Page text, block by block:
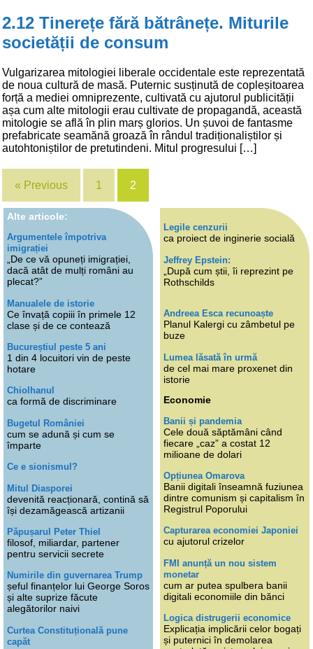
2.12 Tinerețe fără bătrânețe. Miturile
societății de consum
Vulgarizarea mitologiei liberale occidentale este reprezentată
de noua cultură de masă. Puternic susținută de copleșitoarea
forță a mediei omniprezente, cultivată cu ajutorul publicității
așa cum alte mitologii erau cultivate de propagandă, această
mitologie se află în plin marș glorios. Un șuvoi de fantasme
prefabricate seamănă groază în rândul tradiționaliștilor și
autohtoniștilor de pretutindeni. Mitul progresului […]
« Previous 1 2
Alte articole:
Argumentele împotriva
imigrației
„De ce vă opuneți imigrației,
dacă atât de mulți români au
plecat?”
Manualele de istorie
Ce învață copiii în primele 12
clase și de ce contează
Bucureștiul peste 5 ani
1 din 4 locuitori vin de peste
hotare
Chiolhanul
ca formă de discriminare
Bugetul României
cum se adună și cum se
împarte
Ce e sionismul?
Mitul Diasporei
devenită reacționară, contină să
își dezamăgească artizanii
Păpușarul Peter Thiel
filosof, miliardar, partener
pentru servicii secrete
Numirile din guvernarea Trump
șeful finanțelor lui George Soros
și alte suprize făcute
alegătorilor naivi
Curtea Constituțională pune
capăt
Legile cenzurii
ca proiect de inginerie socială
Jeffrey Epstein:
„După cum știi, îi reprezint pe
Rothschilds
Andreea Esca recunoaște
Planul Kalergi cu zâmbetul pe
buze
Lumea lăsată în urmă
de cel mai mare proxenet din
istorie
Economie
Banii și pandemia
Cele două săptămâni când
fiecare „caz” a costat 12
milioane de dolari
Opțiunea Omarova
Banii digitali înseamnă fuziunea
dintre comunism și capitalism în
Registrul Poporului
Capturarea economiei Japoniei
cu ajutorul crizelor
FMI anunță un nou sistem
monetar
cum ar putea spulbera banii
digitali economiile din bănci
Logica distrugerii economice
Explicația implicării celor bogați
și puternici în demolarea